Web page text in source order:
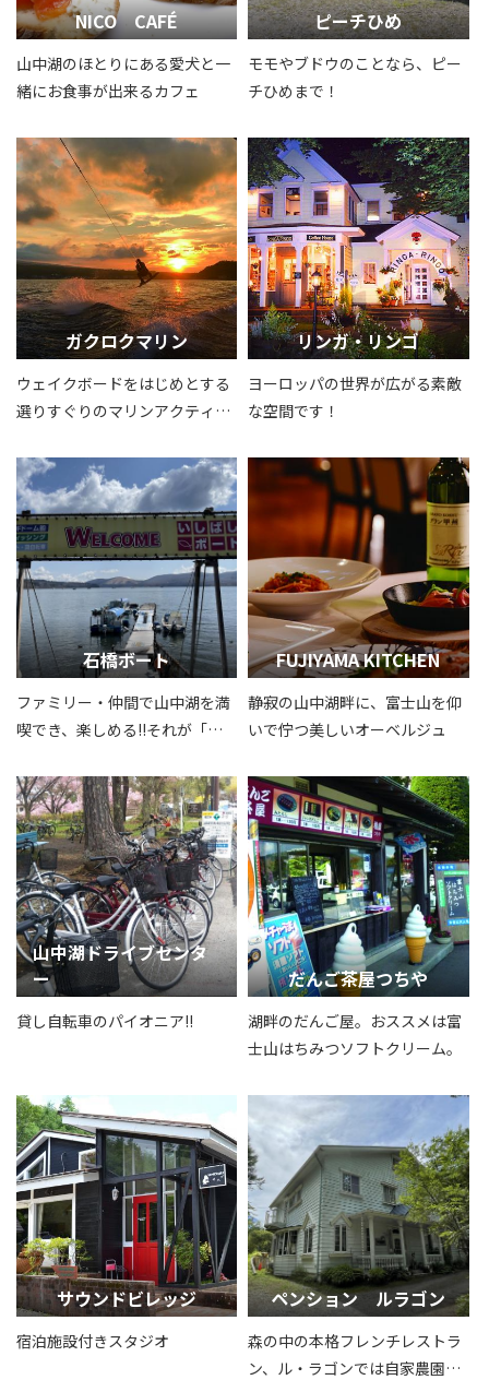
NICO CAFÉ
山中湖のほとりにある愛犬と一
緒にお食事が出来るカフェ
ピーチひめ
モモやブドウのことなら、ピー
チひめまで！
ガクロクマリン
ウェイクボードをはじめとする
選りすぐりのマリンアクティビ
中湖リゾートです。
リンガ・リンゴ
ヨーロッパの世界が広がる素敵
な空間です！
石橋ボート
ファミリー・仲間で山中湖を満
喫でき、楽しめる!!それが「い
FUJIYAMA KITCHEN
静寂の山中湖畔に、富士山を仰
いで佇つ美しいオーベルジュ
山中湖ドライブセンタ
ー
貸し自転車のパイオニア!!
だんご茶屋つちや
湖畔のだんご屋。おススメは富
士山はちみつソフトクリーム。
サウンドビレッジ
宿泊施設付きスタジオ
ペンション ルラゴン
森の中の本格フレンチレストラ
ン、ル・ラゴンでは自家農園で